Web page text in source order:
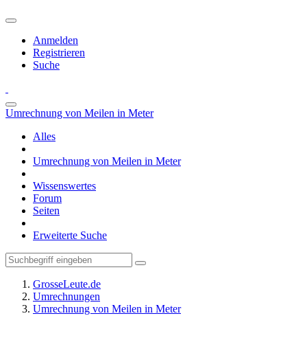
Anmelden
Registrieren
Suche
Umrechnung von Meilen in Meter
Alles
Umrechnung von Meilen in Meter
Wissenswertes
Forum
Seiten
Erweiterte Suche
GrosseLeute.de
Umrechnungen
Umrechnung von Meilen in Meter